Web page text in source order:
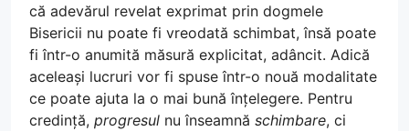
că adevărul revelat exprimat prin dogmele
Bisericii nu poate fi vreodată schimbat, însă poate
fi într-o anumită măsură explicitat, adâncit. Adică
aceleași lucruri vor fi spuse într-o nouă modalitate
ce poate ajuta la o mai bună înțelegere. Pentru
credință, progresul nu înseamnă schimbare, ci